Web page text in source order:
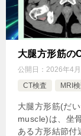
大腿方形筋の
公開日： 2026年4月
CT検査
MRI
大腿方形筋(だ
muscle)は、坐
ある方形結節付